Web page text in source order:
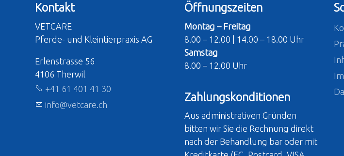
Kontakt
VETCARE
Pferde- und Kleintierpraxis AG
Erlenstrasse 56
4106 Therwil
+41 61 401 41 30
nf
v tc r ch
Öffnungszeiten
Montag – Freitag
8.00 – 12.00 | 14.00 – 18.00 Uhr
Samstag
8.00 – 12.00 Uhr
Zahlungskonditionen
Aus administrativen Gründen
bitten wir Sie die Rechnung direkt
nach der Behandlung bar oder mit